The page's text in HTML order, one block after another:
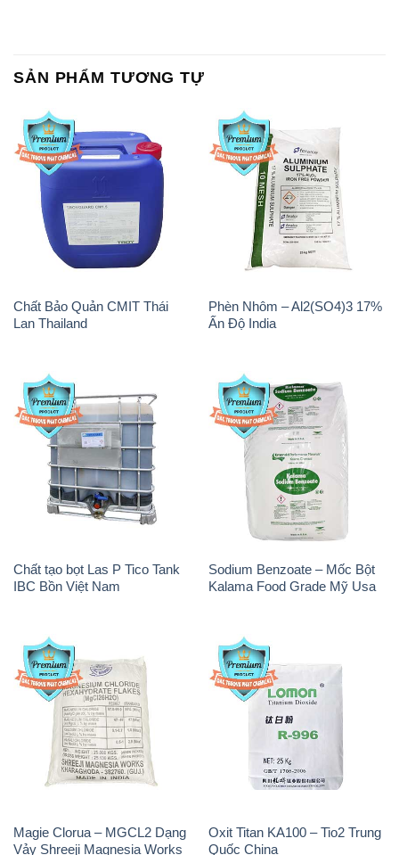
SẢN PHẨM TƯƠNG TỰ
Chất Bảo Quản CMIT Thái
Lan Thailand
Phèn Nhôm – Al2(SO4)3 17%
Ấn Độ India
Chất tạo bọt Las P Tico Tank
IBC Bồn Việt Nam
Sodium Benzoate – Mốc Bột
Kalama Food Grade Mỹ Usa
Magie Clorua – MGCL2 Dạng
Vảy Shreeji Magnesia Works
Oxit Titan KA100 – Tio2 Trung
Quốc China